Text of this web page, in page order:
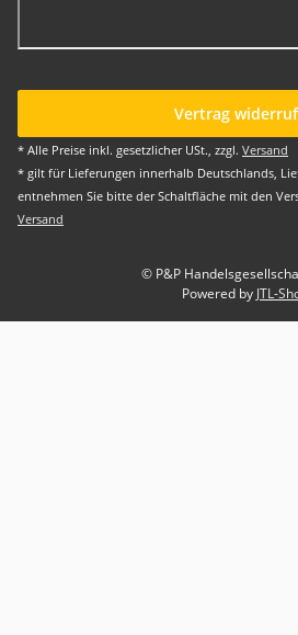
Vertrag
* Alle Preise inkl. gesetzlicher USt., zzgl. Versand
* gilt für Lieferungen innerhalb Deutschlands,
entnehmen Sie bitte der Schaltfläche mit den
Versand
© P&P
Powered by JTL-